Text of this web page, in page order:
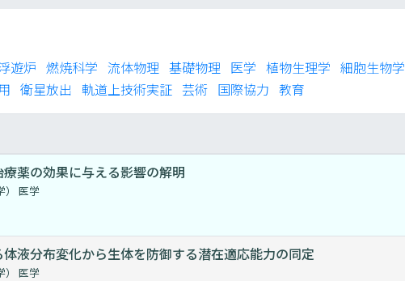
遊炉 燃焼科学 流体物理 基礎物理 医学 植物生理学 細胞生物学
衛星放出 軌道上技術実証 芸術 国際協力 教育
薬の効果に与える影響の解明
） 医学
液分布変化から生体を防御する潜在適応能力の同定
） 医学